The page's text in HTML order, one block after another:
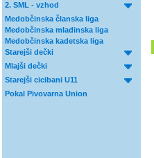
2. SML - vzhod
Medobčinska članska liga
Medobčinska mladinska liga
Medobčinska kadetska liga
Starejši dečki
Mlajši dečki
Starejši cicibani U11
Pokal Pivovarna Union